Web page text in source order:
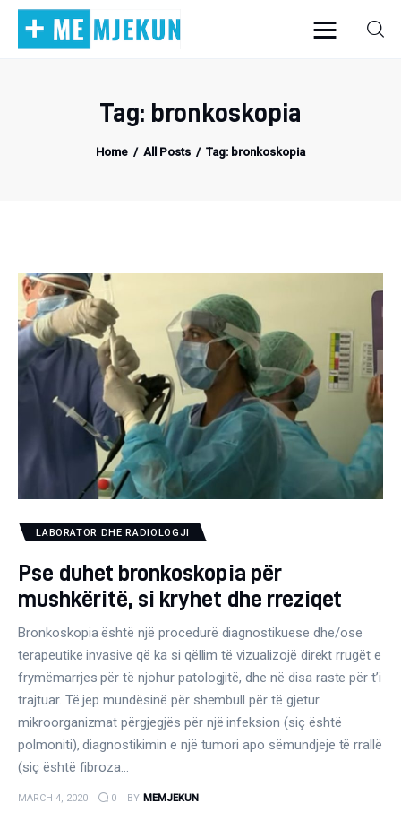
Tag: bronkoskopia
Home All Posts Tag: bronkoskopia
Endokrinologji
Gastroeneterologji
Gjinekologji/ Andrologji
Hematologji
Intervista
Laborator dhe Radiologji
Mirëqenie
Nena dhe Femija
Okulistike
Onkologji
ORL
LABORATOR DHE RADIOLOGJI
Pse duhet bronkoskopia për
mushkëritë, si kryhet dhe rreziqet
Bronkoskopia është një procedurë diagnostikuese dhe/ose
terapeutike invasive që ka si qëllim të vizualizojë direkt rrugët e
frymëmarrjes për të njohur patologjitë, dhe në disa raste për t’i
trajtuar. Të jep mundësinë për shembull për të gjetur
mikroorganizmat përgjegjës për një infeksion (siç është
polmoniti), diagnostikimin e një tumori apo sëmundjeje të rrallë
(siç është fibroza…
MARCH 4, 2020 0 BY MEMJEKUN